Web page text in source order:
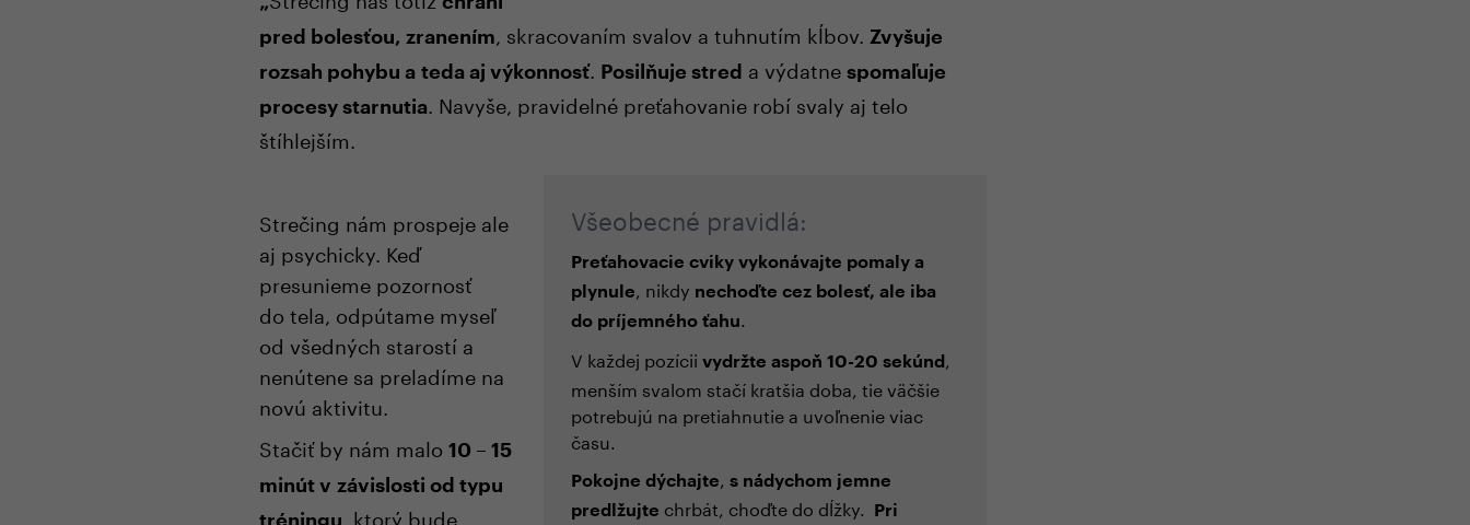
pred bolesťou, zranením
, skracovaním svalov a tuhnutím kĺbov.
Zvyšuje
rozsah pohybu a teda aj výkonnosť. Posilňuje stred a výdatne spomaľuje
procesy starnutia
. Navyše, pravidelné preťahovanie robí svaly aj telo
štíhlejším.
Všeobecné pravidlá:
Preťahovacie cviky vykonávajte pomaly a
plynule, nikdy nechoďte cez bolesť, ale iba
do príjemného ťahu.
V každej pozícii vydržte aspoň 10-20 sekúnd ,
menším svalom stačí kratšia doba, tie väčšie
potrebujú na pretiahnutie a uvoľnenie viac
času.
Pokojne dýchajte, s nádychom jemne
predlžujte chrbát, choďte do dĺžky.
Pri
Strečing nám prospeje ale
aj psychicky. Keď
presunieme pozornosť
do tela, odpútame myseľ
od všedných starostí a
nenútene sa preladíme na
novú aktivitu.
Stačiť by nám malo 10 – 15
minút v závislosti od typu
tréningu
, ktorý bude